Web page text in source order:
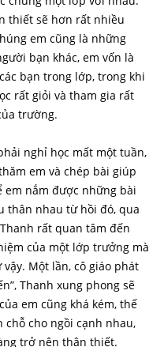
thiết sẽ hơn rất nhiều
em cũng là những
bạn khác, em vốn là
bạn trong lớp, trong khi
rất giỏi và tham gia rất
trường.
nghỉ học mất một tuần,
em và chép bài giúp
em nắm được những bài
thân nhau từ hồi đó, qua
rất quan tâm đến
của một lớp trưởng mà
Một lần, cô giáo phát
Thanh xung phong sẽ
em cũng khá kém, thế
chỗ cho ngồi cạnh nhau,
trở nên thân thiết.